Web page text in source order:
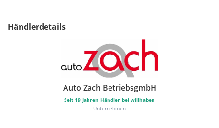
Händlerdetails
Auto Zach BetriebsgmbH
Seit 19 Jahren Händler bei willhaben
Unternehmen